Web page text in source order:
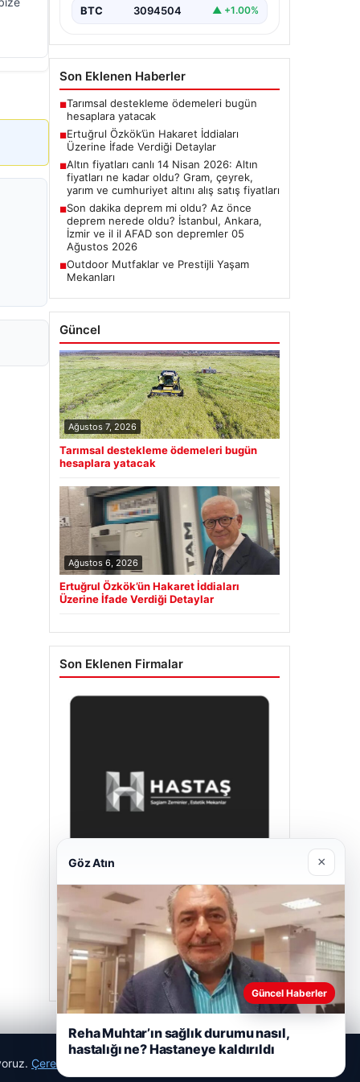
BTC 3094504 ▲ +1.00%
Son Eklenen Haberler
■Tarımsal destekleme ödemeleri bugün
hesaplara yatacak
■Ertuğrul Özkök’ün Hakaret İddiaları
Üzerine İfade Verdiği Detaylar
■Altın fiyatları canlı 14 Nisan 2026: Altın
fiyatları ne kadar oldu? Gram, çeyrek,
yarım ve cumhuriyet altını alış satış fiyatları
■Son dakika deprem mi oldu? Az önce
deprem nerede oldu? İstanbul, Ankara,
İzmir ve il il AFAD son depremler 05
Ağustos 2026
■Outdoor Mutfaklar ve Prestijli Yaşam
Mekanları
Güncel
Ağustos 7, 2026
Tarımsal destekleme ödemeleri bugün
hesaplara yatacak
Ağustos 6, 2026
Ertuğrul Özkök’ün Hakaret İddiaları
Üzerine İfade Verdiği Detaylar
Son Eklenen Firmalar
Hastaş Beton
Mayıs 26, 2026
Çerez Politikamız
Göz Atın ×
Güncel Haberler
Reha Muhtar’ın sağlık durumu nasıl,
hastalığı ne? Hastaneye kaldırıldı